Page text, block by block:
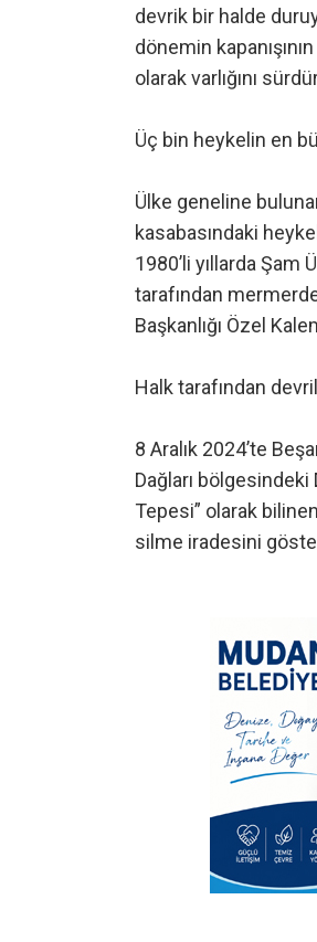
devrik bir halde
dönemin
olarak varlığını
Üç bin heykelin en
Ülke geneline
kasabasındaki
1980’li yıllarda
tarafından
Başkanlığı Özel
Halk tarafından
8 Aralık 2024’te
Dağları
Tepesi” olarak
silme iradesini